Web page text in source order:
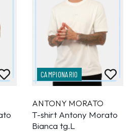
CAMPIONARIO
ANTONY MORATO
T-shirt Antony Morato
Bianca tg.L